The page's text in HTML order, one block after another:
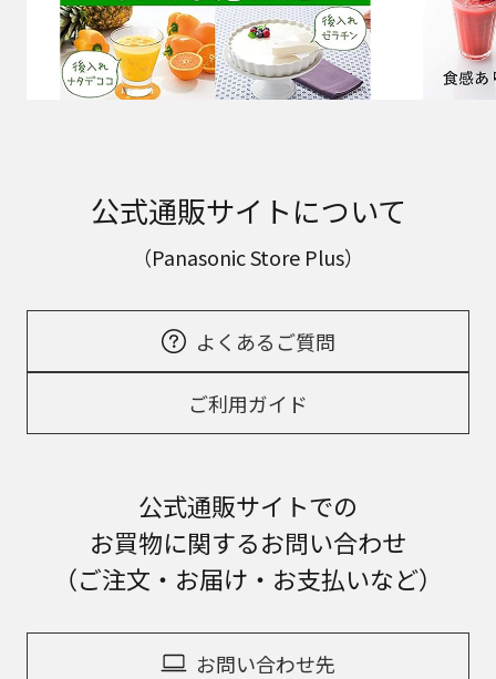
公式通販サイトについて
（Panasonic Store Plus）
よくあるご質問
ご利用ガイド
公式通販サイトでの
お買物に関するお問い合わせ
（ご注文・お届け・お支払いなど）
お問い合わせ先